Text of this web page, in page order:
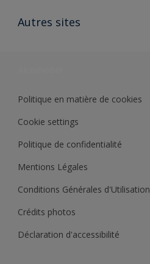
Ouvrir un magasin PASS
Autres sites
Politique en matière de cookies
Cookie settings
Politique de confidentialité
Mentions Légales
Conditions Générales d'Utilisation
Crédits photos
Déclaration d'accessibilité